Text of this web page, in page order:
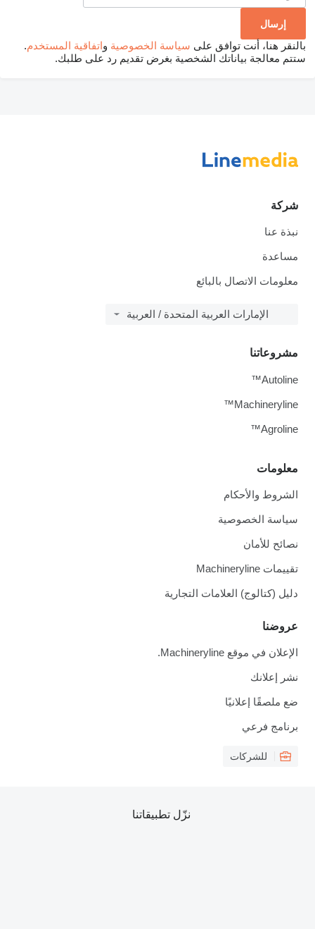
بالنقر هنا، أنت توافق على سياسة الخصوصية واتفاقية المستخدم.
ستتم معالجة بياناتك الشخصية بغرض تقديم رد على طلبك.
شركة
نبذة عنا
مساعدة
معلومات الاتصال بالبائع
الإمارات العربية المتحدة / العربية
معلومات
الشروط والأحكام
سياسة الخصوصية
نصائح للأمان
تقييمات Machineryline
دليل (كتالوج) العلامات التجارية
عروضنا
الإعلان في موقع Machineryline.
نشر إعلانك
ضع ملصقًا إعلانيًا
برنامج فرعي
للشركات
مشروعاتنا
Autoline™
Machineryline™
Agroline™
نزّل تطبيقاتنا